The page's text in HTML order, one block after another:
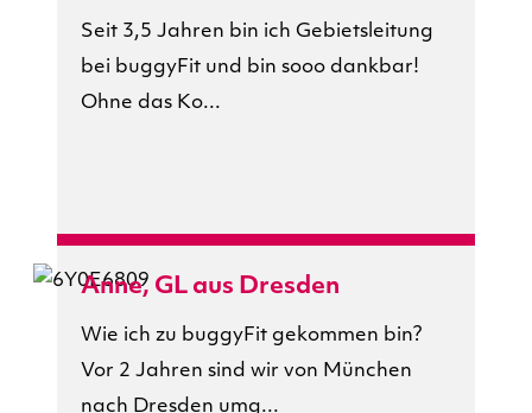
Seit 3,5 Jahren bin ich Gebietsleitung
bei buggyFit und bin sooo dankbar!
Ohne das Ko...
Anne, GL aus Dresden
Wie ich zu buggyFit gekommen bin?
Vor 2 Jahren sind wir von München
nach Dresden umg...